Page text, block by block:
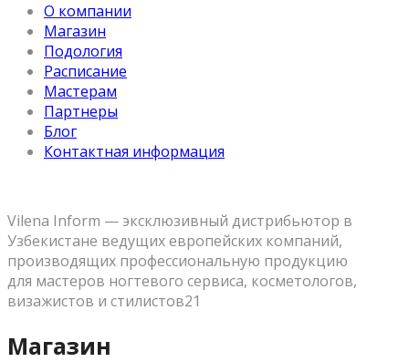
О компании
Магазин
Подология
Расписание
Мастерам
Партнеры
Блог
Контактная информация
Vilena Inform — эксклюзивный дистрибьютор в
Узбекистане ведущих европейских компаний,
производящих профессиональную продукцию
для мастеров ногтевого сервиса, косметологов,
визажистов и стилистов21
Магазин